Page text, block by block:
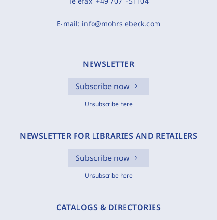
E-mail: info@mohrsiebeck.com
NEWSLETTER
Subscribe now
Unsubscribe here
NEWSLETTER FOR LIBRARIES AND RETAILERS
Subscribe now
Unsubscribe here
CATALOGS & DIRECTORIES